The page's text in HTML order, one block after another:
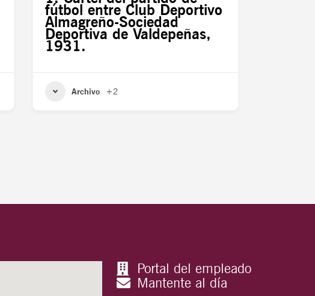
fútbol entre Club Deportivo
Almagreño-Sociedad
Deportiva de Valdepeñas,
1931.
Archivo +2
Portal del empleado
Mantente al día